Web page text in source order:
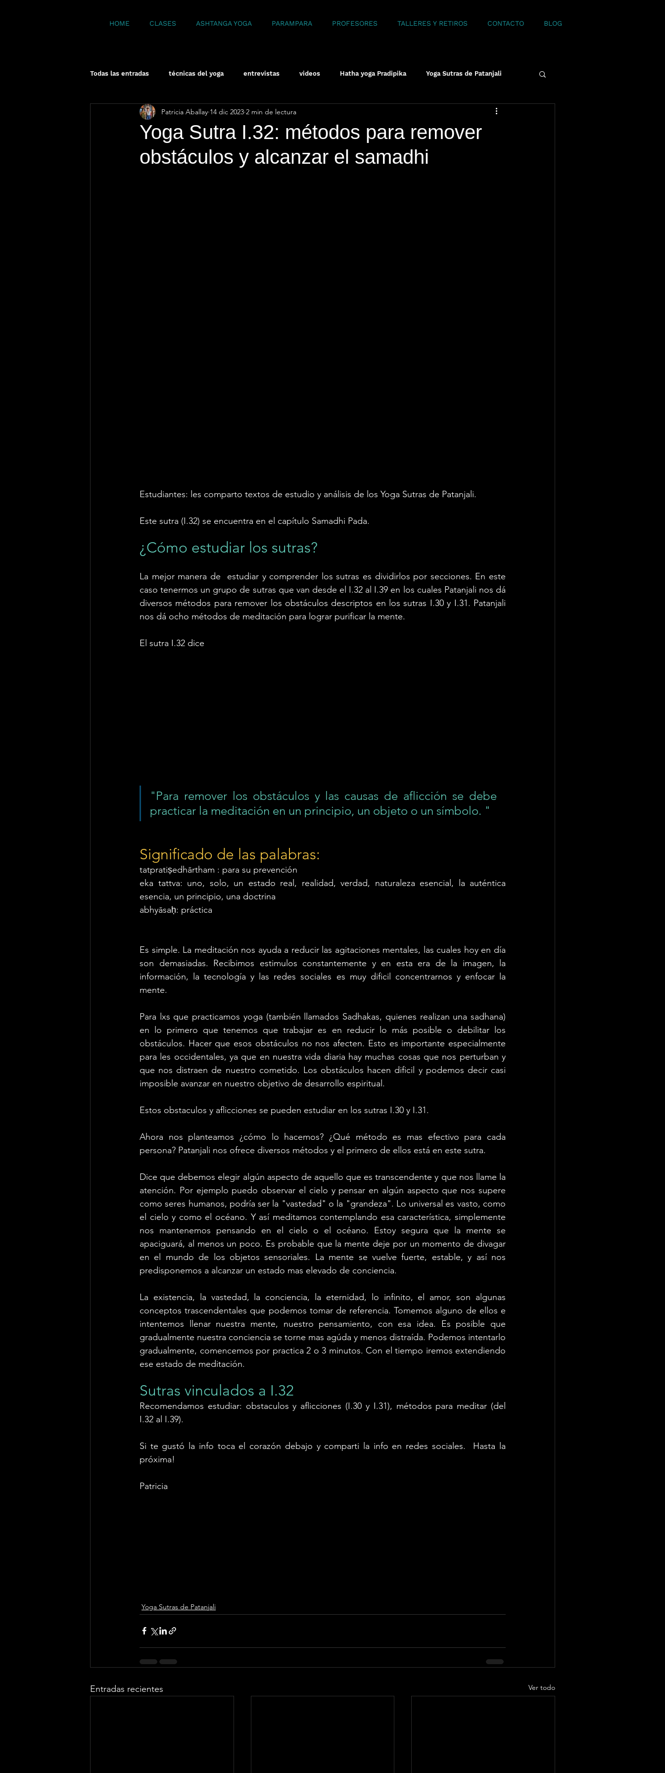
HOME CLASES ASHTANGA YOGA PARAMPARA PROFESORES TALLERES Y RETIROS CONTACTO BLOG
Todas las entradas técnicas del yoga entrevistas videos Hatha yoga Pradipika Yoga Sutras de Patanjali
meditación Yoga bases
Yoga Sutra I.32: métodos para remover
obstáculos y alcanzar el samadhi
Patricia Aballay 14 dic 2023 2 min de lectura
Estudiantes: les comparto textos de estudio y análisis de los Yoga Sutras de Patanjali.
Este sutra (I.32) se encuentra en el capítulo Samadhi Pada.
¿Cómo estudiar los sutras?
La mejor manera de  estudiar y comprender los sutras es dividirlos por secciones. En este
caso tenermos un grupo de sutras que van desde el I.32 al I.39 en los cuales Patanjali nos dá
diversos métodos para remover los obstáculos descriptos en los sutras I.30 y I.31. Patanjali
nos dá ocho métodos de meditación para lograr purificar la mente.
El sutra I.32 dice
"Para remover los obstáculos y las causas de aflicción se debe
practicar la meditación en un principio, un objeto o un símbolo. "
Significado de las palabras:
tatpratiṣedhārtham : para su prevención
eka tattva: uno, solo, un estado real, realidad, verdad, naturaleza esencial, la auténtica
esencia, un principio, una doctrina
abhyāsaḥ: práctica
Es simple. La meditación nos ayuda a reducir las agitaciones mentales, las cuales hoy en día
son demasiadas. Recibimos estimulos constantemente y en esta era de la imagen, la
información, la tecnología y las redes sociales es muy dificil concentrarnos y enfocar la
mente.
Para lxs que practicamos yoga (también llamados Sadhakas, quienes realizan una sadhana)
en lo primero que tenemos que trabajar es en reducir lo más posible o debilitar los
obstáculos. Hacer que esos obstáculos no nos afecten. Esto es importante especialmente
para les occidentales, ya que en nuestra vida diaria hay muchas cosas que nos perturban y
que nos distraen de nuestro cometido. Los obstáculos hacen dificil y podemos decir casi
imposible avanzar en nuestro objetivo de desarrollo espiritual.
Estos obstaculos y aflicciones se pueden estudiar en los sutras I.30 y I.31.
Ahora nos planteamos ¿cómo lo hacemos? ¿Qué método es mas efectivo para cada
persona? Patanjali nos ofrece diversos métodos y el primero de ellos está en este sutra.
Dice que debemos elegir algún aspecto de aquello que es transcendente y que nos llame la
atención. Por ejemplo puedo observar el cielo y pensar en algún aspecto que nos supere
como seres humanos, podría ser la "vastedad" o la "grandeza". Lo universal es vasto, como
el cielo y como el océano. Y así meditamos contemplando esa característica, simplemente
nos mantenemos pensando en el cielo o el océano. Estoy segura que la mente se
apaciguará, al menos un poco. Es probable que la mente deje por un momento de divagar
en el mundo de los objetos sensoriales. La mente se vuelve fuerte, estable, y así nos
predisponemos a alcanzar un estado mas elevado de conciencia.
La existencia, la vastedad, la conciencia, la eternidad, lo infinito, el amor, son algunas
conceptos trascendentales que podemos tomar de referencia. Tomemos alguno de ellos e
intentemos llenar nuestra mente, nuestro pensamiento, con esa idea. Es posible que
gradualmente nuestra conciencia se torne mas agúda y menos distraída. Podemos intentarlo
gradualmente, comencemos por practica 2 o 3 minutos. Con el tiempo iremos extendiendo
ese estado de meditación.
Sutras vinculados a I.32
Recomendamos estudiar: obstaculos y aflicciones (I.30 y I.31), métodos para meditar (del
I.32 al I.39).
Si te gustó la info toca el corazón debajo y comparti la info en redes sociales.  Hasta la
próxima!
Patricia
Yoga Sutras de Patanjali
Entradas recientes Ver todo